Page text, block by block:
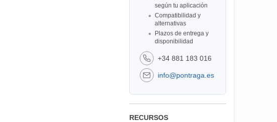
según tu aplicación
Compatibilidad y
alternativas
Plazos de entrega y
disponibilidad
+34 881 183 016
info@pontraga.es
RECURSOS